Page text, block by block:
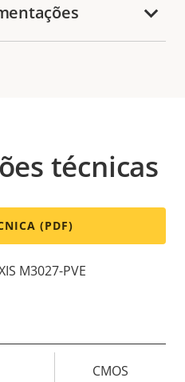
técnicas
(PDF)
M3027-PVE
CMOS